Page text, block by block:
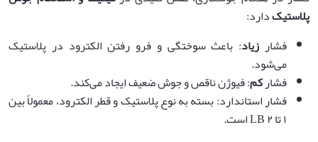
پلاستیکدارد:
فشار زیاد: باعث سوختگی و فرو رفتن الکترود در پلاستیک
می‌شود.
فشارکم: فیوژن ناقص و جوش ضعیف ایجاد می‌کند.
فشار استاندارد: بسته به نوع پلاستیک و قطر الکترود، معمولاً بین
۱ تا ۲ LB است.